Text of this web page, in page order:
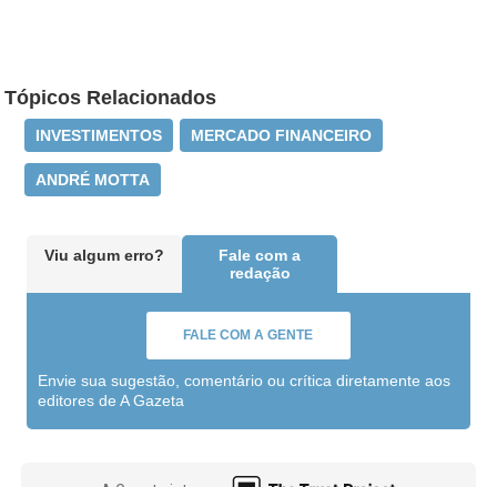
Tópicos Relacionados
INVESTIMENTOS MERCADO FINANCEIRO
ANDRÉ MOTTA
Viu algum erro?
Fale com a
redação
FALE COM A GENTE
Envie sua sugestão, comentário ou crítica diretamente aos
editores de A Gazeta